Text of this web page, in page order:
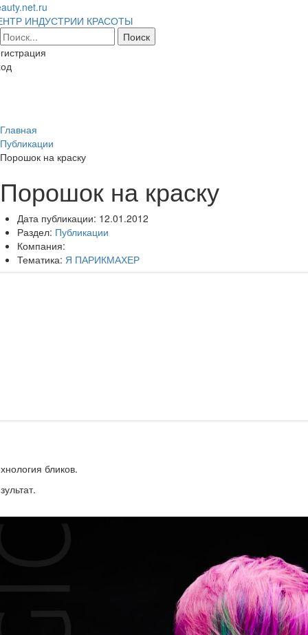
ИНДУСТРИИ КРАСОТЫ
Главная
Публикации
Порошок на краску
Порошок на краску
Дата публикации: 12.01.2012
Раздел: Публикации
Компания:
Тематика: Я ПАРИКМАХЕР
бликов.